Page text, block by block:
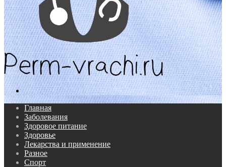
Поиск...
Главная
Заболевания
Здоровое питание
Здоровье
Лекарства и применение
Разное
Спорт